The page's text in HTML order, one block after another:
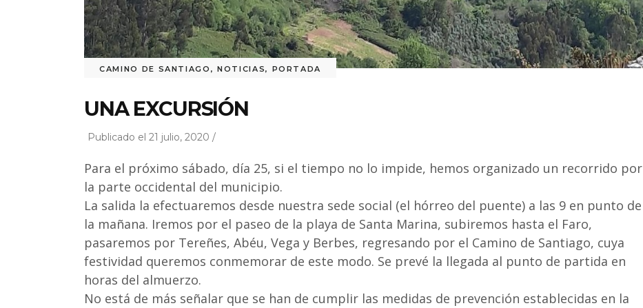
CAMINO DE SANTIAGO ,NOTICIAS, PORTADA
UNA EXCURSIÓN
Publicado el 21 julio, 2020 /
Para el próximo sábado, día 25, si el tiempo no lo impide, hemos organizado un recorrido por
la parte occidental del municipio.
La salida la efectuaremos desde nuestra sede social (el hórreo del puente) a las 9 en punto de
la mañana. Iremos por el paseo de la playa de Santa Marina, subiremos hasta el Faro,
pasaremos por Tereñes, Abéu, Vega y Berbes, regresando por el Camino de Santiago, cuya
festividad queremos conmemorar de este modo. Se prevé la llegada al punto de partida en
horas del almuerzo.
No está de más señalar que se han de cumplir las medidas de prevención establecidas en la